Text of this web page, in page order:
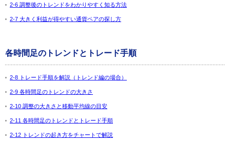
2-6 調整後のトレンドをわかりやすく知る方法
2-7 大きく利益が得やすい通貨ペアの探し方
各時間足のトレンドとトレード手順
2-8 トレード手順を解説（トレンド編の場合）
2-9 各時間足のトレンドの大きさ
2-10 調整の大きさと移動平均線の目安
2-11 各時間足のトレンドとトレード手順
2-12 トレンドの起き方をチャートで解説